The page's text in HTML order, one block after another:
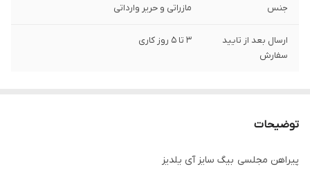
جنس مازراتی و حریر وارداتی
ارسال بعد از تایید
سفارش
3 تا 5 روز کاری
توضیحات
پیراهن مجلسی بیگ سایز آی یلدیز